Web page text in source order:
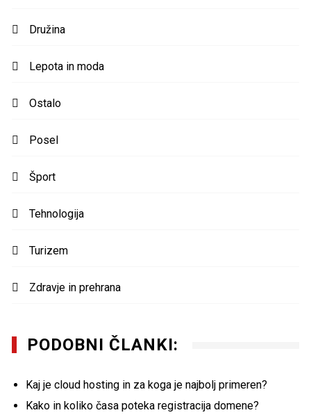
Družina
Lepota in moda
Ostalo
Posel
Šport
Tehnologija
Turizem
Zdravje in prehrana
PODOBNI ČLANKI:
Kaj je cloud hosting in za koga je najbolj primeren?
Kako in koliko časa poteka registracija domene?